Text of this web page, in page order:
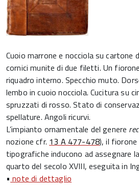
Cuoio marrone e nocciola su cartone
cornici munite di due filetti. Un
riquadro interno. Specchio muto.
lembo in cuoio nocciola. Cucitura su
spruzzati di rosso. Stato di
spellature. Angoli ricurvi.
L’impianto ornamentale del genere
nozione cfr. 13 A 477-478), il
tipografiche inducono ad assegnare
quarto del secolo XVIII, eseguita in
• note di dettaglio